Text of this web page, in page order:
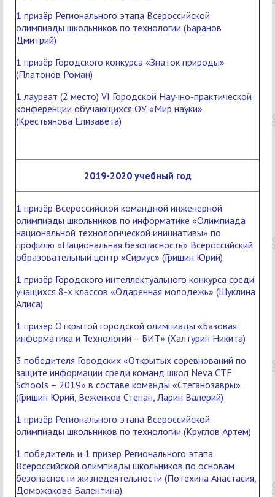
1 призёр Регионального этапа Всероссийской
олимпиады школьников по технологии (Баранов
Дмитрий)
1 призёр Городского конкурса «Знаток природы»
(Платонов Роман)
1 лауреат (2 место) VI Городской Научно-практической
конференции обучающихся ОУ «Мир науки»
(Крестьянова Елизавета)
2019-2020 учебный год
1 призёр Всероссийской командной инженерной
олимпиады школьников по информатике «Олимпиада
национальной технологической инициативы» по
профилю «Национальная безопасность» Всероссийский
образовательный центр «Сириус» (Гришин Юрий)
1 призёр Городского интеллектуального конкурса среди
учащихся 8-х классов «Одаренная молодежь» (Шуклина
Алиса)
1 призёр Открытой городской олимпиады «Базовая
информатика и Технологии – БИТ» (Халтурин Никита)
3 победителя Городских «Открытых соревнований по
защите информации среди команд школ Neva CTF
Schools – 2019» в составе команды «Стеганозавры»
(Гришин Юрий, Веженков Степан, Ларин Валерий)
1 призёр Регионального этапа Всероссийской
олимпиады школьников по технологии (Круглов Артём)
1 победитель и 1 призер Регионального этапа
Всероссийской олимпиады школьников по основам
безопасности жизнедеятельности (Потехина Анастасия,
Доможакова Валентина)